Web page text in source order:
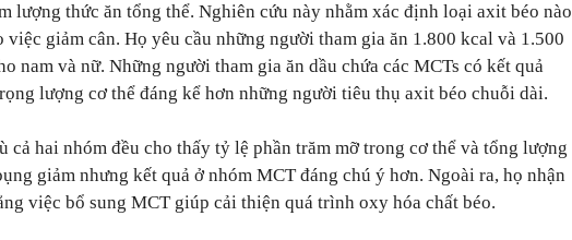
lượng thức ăn tổng thể. Nghiên cứu này nhằm xác định loại axit béo nào
việc giảm cân. Họ yêu cầu những người tham gia ăn 1.800 kcal và 1.500
nam và nữ. Những người tham gia ăn dầu chứa các MCTs có kết quả
lượng cơ thể đáng kể hơn những người tiêu thụ axit béo chuỗi dài.
cả hai nhóm đều cho thấy tỷ lệ phần trăm mỡ trong cơ thể và tổng lượng
giảm nhưng kết quả ở nhóm MCT đáng chú ý hơn. Ngoài ra, họ nhận
việc bổ sung MCT giúp cải thiện quá trình oxy hóa chất béo.